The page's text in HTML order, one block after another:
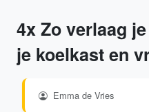
4x Zo verlaag
je koelkast en
Emma de Vries